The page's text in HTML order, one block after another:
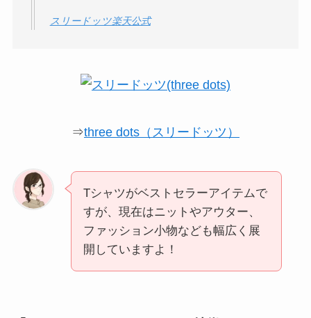
スリードッツ楽天公式
⇒three dots（スリードッツ）
Tシャツがベストセラーアイテムで
すが、現在はニットやアウター、
ファッション小物なども幅広く展
開していますよ！